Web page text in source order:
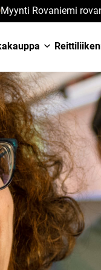
Myynti Rovaniemi